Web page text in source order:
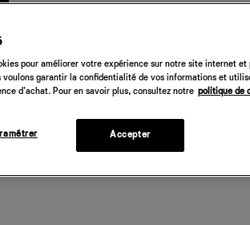
pour améliorer votre expérience sur notre site internet et
voulons garantir la confidentialité de vos informations et
d'achat. Pour en savoir plus, consultez notre politique de
Accepter